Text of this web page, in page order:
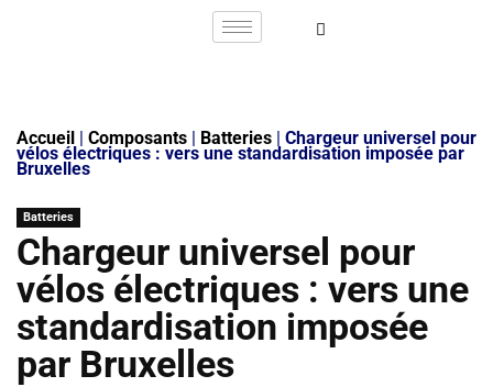
Accueil | Composants | Batteries | Chargeur universel pour
vélos électriques : vers une standardisation imposée par
Bruxelles
Batteries
Chargeur universel pour
vélos électriques : vers une
standardisation imposée
par Bruxelles